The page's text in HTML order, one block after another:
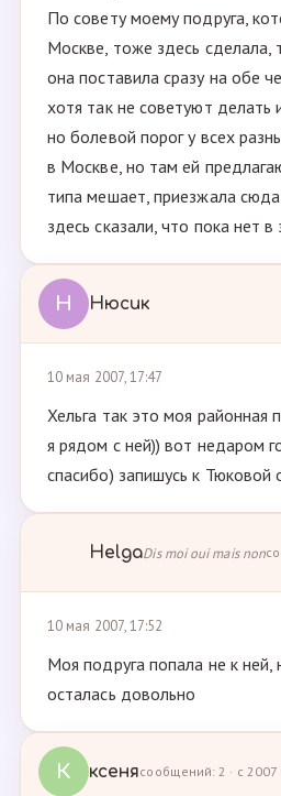
По совету моему подруга,
Москве, тоже здесь сделала,
она поставила сразу на обе
хотя так не советуют
но болевой порог у всех
в Москве, но там ей
типа мешает, приезжала
здесь сказали, что пока нет
Н Нюсик
10 мая 2007, 17:47
Хельга так это моя районная
я рядом с ней)) вот недаром
спасибо) запишусь к Тюковой
HelgaDis moi oui mais non
10 мая 2007, 17:52
Моя подруга попала не к ней,
осталась довольно
К ксенясообщений: 2 · с 2007